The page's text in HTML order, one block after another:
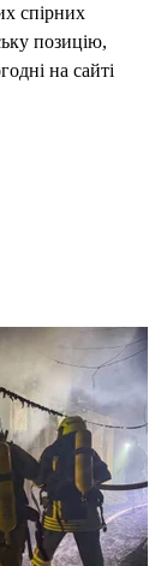
спірних
позицію,
на сайті